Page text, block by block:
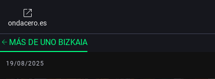
ondacero.es
MÁS DE UNO BIZKAIA
19/08/2025